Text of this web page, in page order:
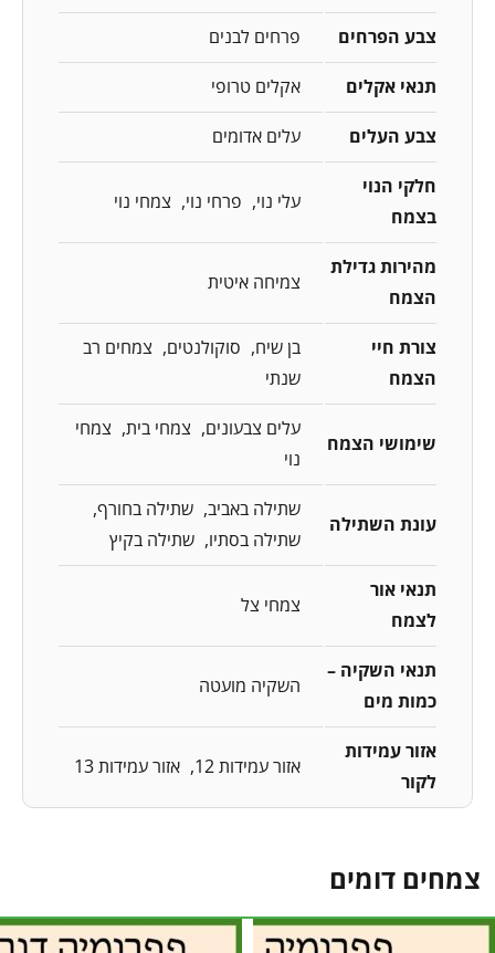
צבע הפרחים פרחים לבנים
תנאי אקלים אקלים טרופי
צבע העלים עלים אדומים
חלקי הנוי
בצמח
עלי נוי פרחי נוי צמחי נוי
מהירות גדילת
הצמח
צמיחה איטית
צורת חיי
הצמח
בן שיח סוקולנטים
צמחים רב
שנתי
שימושי הצמח
עלים צבעונים צמחי בית
צמחי
נוי
עונת השתילה
שתילה באביב שתילה בחורף
שתילה בסתיו
שתילה בקיץ
תנאי אור
לצמח
צמחי צל
תנאי השקיה –
כמות מים
השקיה מועטה
אזור עמידות
לקור
אזור עמידות 12 אזור עמידות 13
צמחים דומים